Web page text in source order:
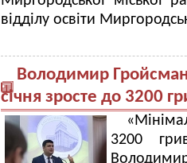
відділу освіти
Володимир
січня зросте до 3200
3200